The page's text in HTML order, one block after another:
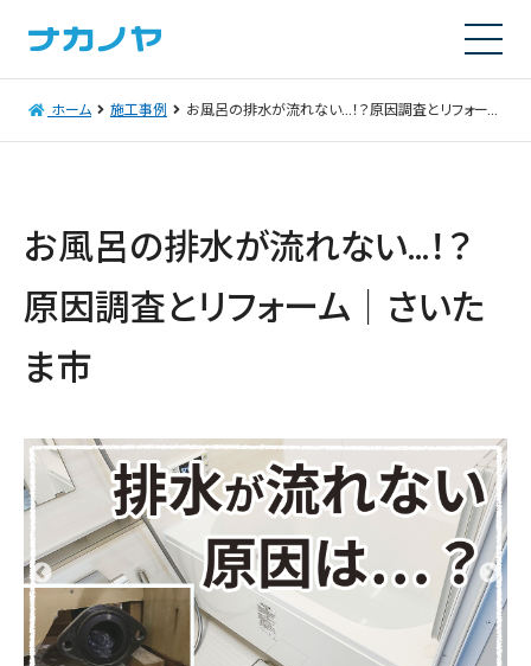
ホーム 施工事例 お風呂の排水が流れない…！？原因調査とリフォーム│さいたま市
お風呂の排水が流れない…！？
原因調査とリフォーム│さいた
ま市